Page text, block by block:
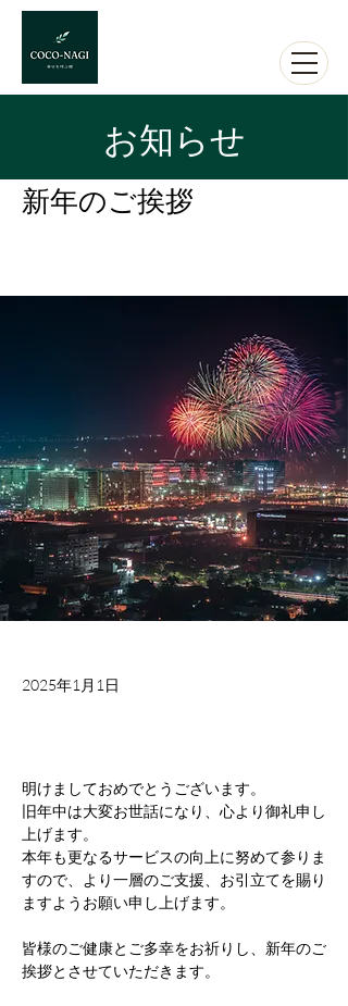
​お知らせ
新年のご挨拶
2025年1月1日
明けましておめでとうございます。
旧年中は大変お世話になり、心より御礼申し
上げます。
本年も更なるサービスの向上に努めて参りま
すので、より一層のご支援、お引立てを賜り
ますようお願い申し上げます。
皆様のご健康とご多幸をお祈りし、新年のご
挨拶とさせていただきます。